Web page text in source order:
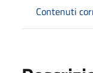
Contenuti